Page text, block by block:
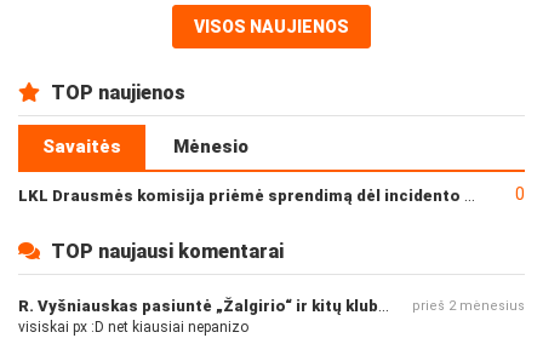
VISOS NAUJIENOS
TOP naujienos
Savaitės Mėnesio
LKL Drausmės komisija priėmė sprendimą dėl incidento po „Neptūno“ ir „Juventus“ rungtynių 0
TOP naujausi komentarai
prieš 2 mėnesius
visiskai px :D net kiausiai nepanizo